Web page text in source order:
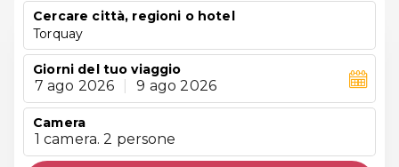
Cercare città, regioni o hotel
Torquay
Giorni del tuo viaggio
7 ago 2026 9 ago 2026
Camera
1 camera. 2 persone